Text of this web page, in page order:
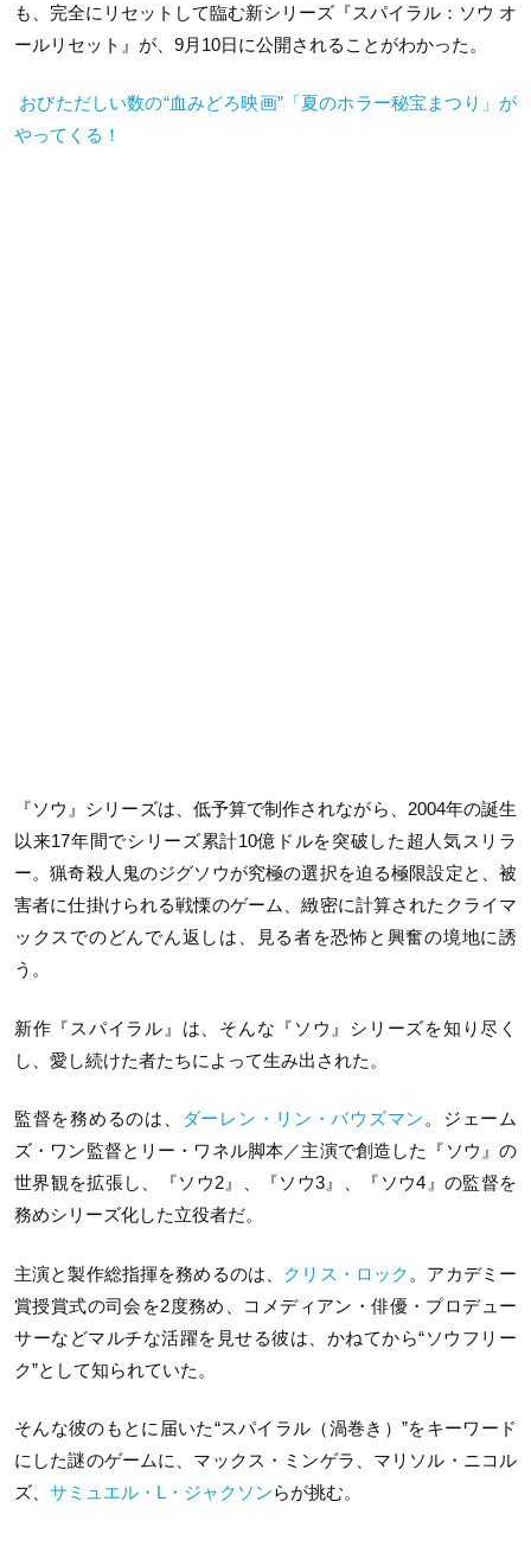
も、完全にリセットして臨む新シリーズ『スパイラル：ソウ オ
ールリセット』が、9月10日に公開されることがわかった。
おびただしい数の“血みどろ映画”「夏のホラー秘宝まつり」が
やってくる！
『ソウ』シリーズは、低予算で制作されながら、2004年の誕生
以来17年間でシリーズ累計10億ドルを突破した超人気スリラ
ー。猟奇殺人鬼のジグソウが究極の選択を迫る極限設定と、被
害者に仕掛けられる戦慄のゲーム、緻密に計算されたクライマ
ックスでのどんでん返しは、見る者を恐怖と興奮の境地に誘
う。
新作『スパイラル』は、そんな『ソウ』シリーズを知り尽く
し、愛し続けた者たちによって生み出された。
監督を務めるのは、 ダーレン・リン・バウズマン 。ジェーム
ズ・ワン監督とリー・ワネル脚本／主演で創造した『ソウ』の
世界観を拡張し、『ソウ2』、『ソウ3』、『ソウ4』の監督を
務めシリーズ化した立役者だ。
主演と製作総指揮を務めるのは、 クリス・ロック 。アカデミー
賞授賞式の司会を2度務め、コメディアン・俳優・プロデュー
サーなどマルチな活躍を見せる彼は、かねてから“ソウフリー
ク”として知られていた。
そんな彼のもとに届いた“スパイラル（渦巻き）”をキーワード
にした謎のゲームに、マックス・ミンゲラ、マリソル・ニコル
ズ、 サミュエル・L・ジャクソンらが挑む。